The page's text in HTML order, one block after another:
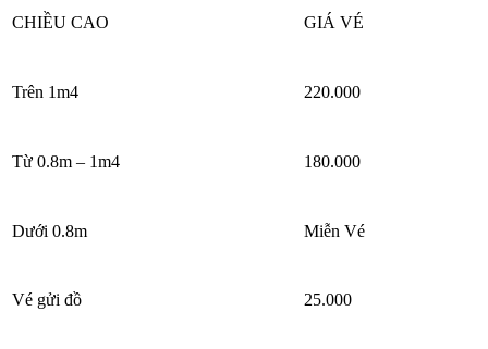
CHIỀU CAO GIÁ VÉ
Trên 1m4 220.000
Từ 0.8m – 1m4 180.000
Dưới 0.8m Miễn Vé
Vé gửi đồ 25.000